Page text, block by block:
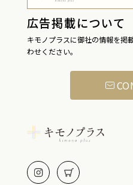
広告掲載について
キモノプラスに御社の情報を掲
わせください。